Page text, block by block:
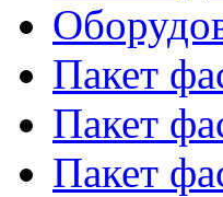
Пакет
Пакет
Пакет